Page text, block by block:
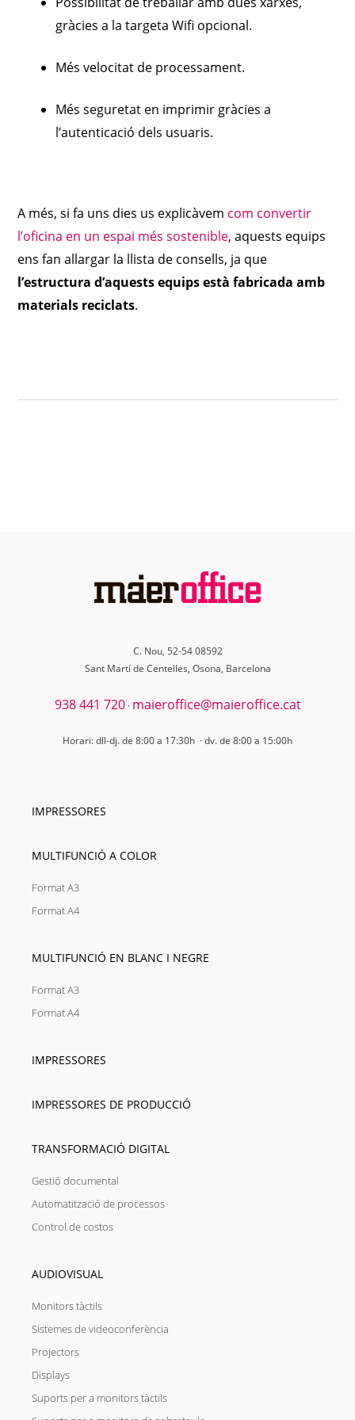
gràcies a la targeta Wifi opcional.
Més velocitat de processament.
Més seguretat en imprimir gràcies a
l’autenticació dels usuaris.
A més, si fa uns dies us explicàvem com convertir
l’oficina en un espai més sostenible, aquests equips
ens fan allargar la llista de consells, ja que
l’estructura d’aquests equips està fabricada amb
materials reciclats.
C. Nou, 52-54 08592
Sant Martí de Centelles, Osona, Barcelona
938 441 720· maieroffice@maieroffice.cat
Horari: dll-dj. de 8:00 a 17:30h · dv. de 8:00 a 15:00h
IMPRESSORES
MULTIFUNCIÓ A COLOR
Format A3
Format A4
MULTIFUNCIÓ EN BLANC I NEGRE
Format A3
Format A4
IMPRESSORES
IMPRESSORES DE PRODUCCIÓ
TRANSFORMACIÓ DIGITAL
Gestió documental
Automatització de processos
Control de costos
AUDIOVISUAL
Monitors tàctils
Sistemes de videoconferència
Projectors
Displays
Suports per a monitors tàctils